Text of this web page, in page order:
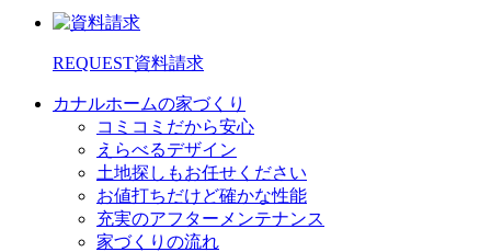
REQUEST資料請求
カナルホームの家づくり
コミコミだから安心
えらべるデザイン
土地探しもお任せください
お値打ちだけど確かな性能
充実のアフターメンテナンス
家づくりの流れ